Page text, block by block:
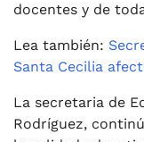
docentes y de
Lea también:
Santa Cecilia
La secretaria de
Rodríguez,